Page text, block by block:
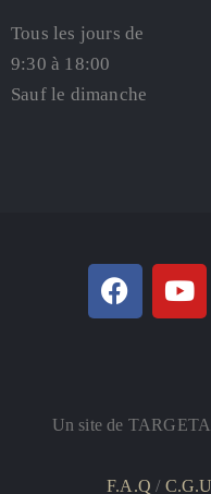
Tous les jours de
9:30 à 18:00
Sauf le dimanche
Un site de
F.A.Q / C.G.U